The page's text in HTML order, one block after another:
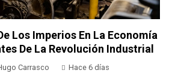
Los Imperios En La Economía
De La Revolución Industrial
Carrasco Hace 6 días